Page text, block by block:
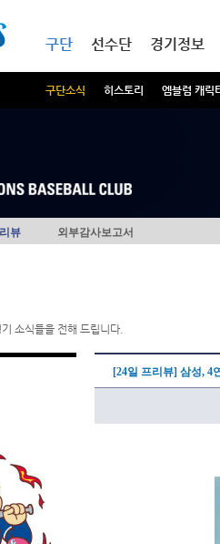
구단
구단소식 히스토리 엠블럼 캐릭
선수단 경기정보
뷰 외부감사보고서
소식들을 전해 드립니다.
[24일 프리뷰] 삼성, 4